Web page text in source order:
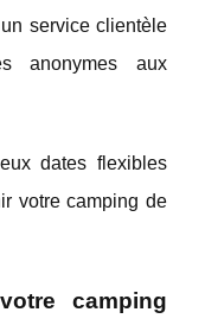
service clientèle
anonymes aux
dates flexibles
votre camping de
camping